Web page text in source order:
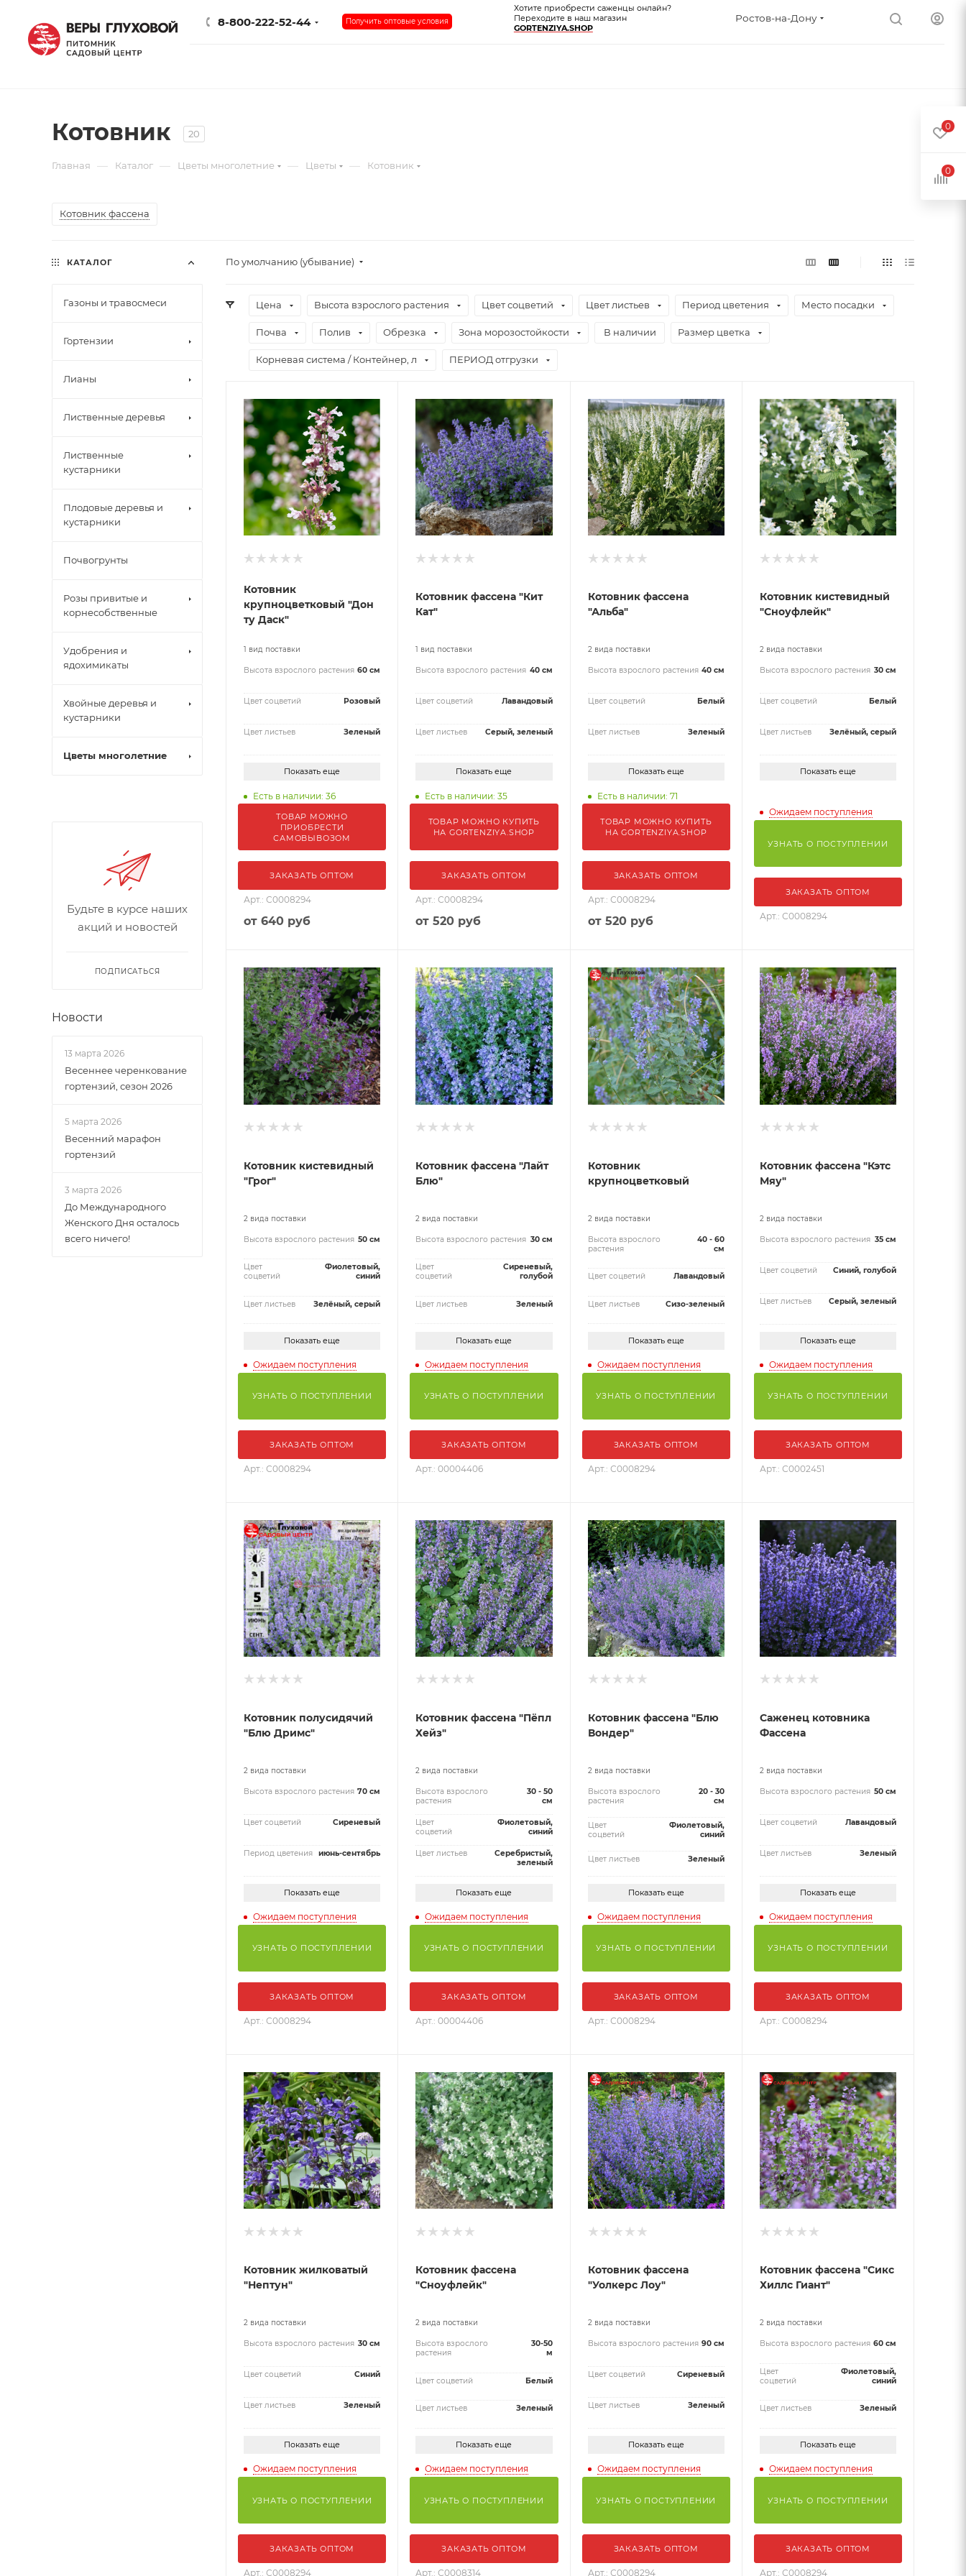
8-800-222-52-44 Получить оптовые условия
Хотите приобрести саженцы онлайн?
Переходите в наш магазин
GORTENZIYA.SHOP
Ростов-на-Дону
Котовник 20
Главная — Каталог — Цветы многолетние — Цветы — Котовник
Котовник фассена
По умолчанию (убывание)
Цена Высота взрослого растения Цвет соцветий Цвет листьев Период цветения Место посадки
Почва Полив Обрезка Зона морозостойкости В наличии Размер цветка
Корневая система / Контейнер, л ПЕРИОД отгрузки
Котовник
крупноцветковый "Дон
ту Даск"
1 вид поставки
Высота взрослого растения 60 см
Цвет соцветий Розовый
Цвет листьев Зеленый
Показать еще
Есть в наличии: 36
ТОВАР МОЖНО
ПРИОБРЕСТИ
САМОВЫВОЗОМ
ЗАКАЗАТЬ ОПТОМ
Арт.: С0008294
от 640 руб
Котовник фассена "Кит
Кат"
1 вид поставки
Высота взрослого растения 40 см
Цвет соцветий Лавандовый
Цвет листьев Серый, зеленый
Показать еще
Есть в наличии: 35
ТОВАР МОЖНО КУПИТЬ
НА GORTENZIYA.SHOP
ЗАКАЗАТЬ ОПТОМ
Арт.: С0008294
от520 руб
Котовник фассена
"Альба"
2 вида поставки
Высота взрослого растения 40 см
Цвет соцветий Белый
Цвет листьев Зеленый
Показать еще
Есть в наличии: 71
ТОВАР МОЖНО КУПИТЬ
НА GORTENZIYA.SHOP
ЗАКАЗАТЬ ОПТОМ
Арт.: С0008294
от 520 руб
Котовник кистевидный
"Сноуфлейк"
2 вида поставки
Высота взрослого растения 30 см
Цвет соцветий Белый
Цвет листьев Зелёный, серый
Показать еще
Ожидаем поступления
УЗНАТЬ О ПОСТУПЛЕНИИ
ЗАКАЗАТЬ ОПТОМ
Арт.: С0008294
Котовник кистевидный
"Грог"
2 вида поставки
Высота взрослого растения 50 см
Цвет
соцветий
Фиолетовый,
синий
Цвет листьев Зелёный, серый
Показать еще
Ожидаем поступления
УЗНАТЬ О ПОСТУПЛЕНИИ
ЗАКАЗАТЬ ОПТОМ
Арт.: С0008294
Котовник фассена "Лайт
Блю"
2 вида поставки
Высота взрослого растения 30 см
Цвет
соцветий
Сиреневый,
голубой
Цвет листьев Зеленый
Показать еще
Ожидаем поступления
УЗНАТЬ О ПОСТУПЛЕНИИ
ЗАКАЗАТЬ ОПТОМ
Арт.: 00004406
Котовник
крупноцветковый
2 вида поставки
Высота взрослого
растения
40 - 60
см
Цвет соцветий Лавандовый
Цвет листьев Сизо-зеленый
Показать еще
Ожидаем поступления
УЗНАТЬ О ПОСТУПЛЕНИИ
ЗАКАЗАТЬ ОПТОМ
Арт.: С0008294
Котовник фассена "Кэтс
Мяу"
2 вида поставки
Высота взрослого растения 35 см
Цвет соцветий Синий, голубой
Цвет листьев Серый, зеленый
Показать еще
Ожидаем поступления
УЗНАТЬ О ПОСТУПЛЕНИИ
ЗАКАЗАТЬ ОПТОМ
Арт.: С0002451
Котовник полусидячий
"Блю Дримс"
2 вида поставки
Высота взрослого растения 70 см
Цвет соцветий Сиреневый
Период цветения июнь-сентябрь
Показать еще
Ожидаем поступления
УЗНАТЬ О ПОСТУПЛЕНИИ
ЗАКАЗАТЬ ОПТОМ
Арт.: С0008294
Котовник фассена "Пёпл
Хейз"
2 вида поставки
Высота взрослого
растения
30 - 50
см
Цвет
соцветий
Фиолетовый,
синий
Цвет листьев
Серебристый,
зеленый
Показать еще
Ожидаем поступления
УЗНАТЬ О ПОСТУПЛЕНИИ
ЗАКАЗАТЬ ОПТОМ
Арт.: 00004406
Котовник фассена "Блю
Вондер"
2 вида поставки
Высота взрослого
растения
20 - 30
см
Цвет
соцветий
Фиолетовый,
синий
Цвет листьев Зеленый
Показать еще
Ожидаем поступления
УЗНАТЬ О ПОСТУПЛЕНИИ
ЗАКАЗАТЬ ОПТОМ
Арт.: С0008294
Саженец котовника
Фассена
2 вида поставки
Высота взрослого растения 50 см
Цвет соцветий Лавандовый
Цвет листьев Зеленый
Показать еще
Ожидаем поступления
УЗНАТЬ О ПОСТУПЛЕНИИ
ЗАКАЗАТЬ ОПТОМ
Арт.: С0008294
Котовник жилковатый
"Нептун"
2 вида поставки
Высота взрослого растения 30 см
Цвет соцветий Синий
Цвет листьев Зеленый
Показать еще
Ожидаем поступления
УЗНАТЬ О ПОСТУПЛЕНИИ
ЗАКАЗАТЬ ОПТОМ
Арт.: С0008294
Котовник фассена
"Сноуфлейк"
2 вида поставки
Высота взрослого
растения
30-50
м
Цвет соцветий Белый
Цвет листьев Зеленый
Показать еще
Ожидаем поступления
УЗНАТЬ О ПОСТУПЛЕНИИ
ЗАКАЗАТЬ ОПТОМ
Арт.: С0008314
Котовник фассена
"Уолкерс Лоу"
2 вида поставки
Высота взрослого растения 90 см
Цвет соцветий Сиреневый
Цвет листьев Зеленый
Показать еще
Ожидаем поступления
УЗНАТЬ О ПОСТУПЛЕНИИ
ЗАКАЗАТЬ ОПТОМ
Арт.: С0008294
Котовник фассена "Сикс
Хиллс Гиант"
2 вида поставки
Высота взрослого растения 60 см
Цвет
соцветий
Фиолетовый,
синий
Цвет листьев Зеленый
Показать еще
Ожидаем поступления
УЗНАТЬ О ПОСТУПЛЕНИИ
ЗАКАЗАТЬ ОПТОМ
Арт.: С0008294
КАТАЛОГ
Газоны и травосмеси
Гортензии
Лианы
Лиственные деревья
Лиственные
кустарники
Плодовые деревья и
кустарники
Почвогрунты
Розы привитые и
корнесобственные
Удобрения и
ядохимикаты
Хвойные деревья и
кустарники
Цветы многолетние
Будьте в курсе наших
акций и новостей
ПОДПИСАТЬСЯ
Новости
13 марта 2026
Весеннее черенкование
гортензий, сезон 2026
5 марта 2026
Весенний марафон
гортензий
3 марта 2026
До Международного
Женского Дня осталось
всего ничего!
0
0